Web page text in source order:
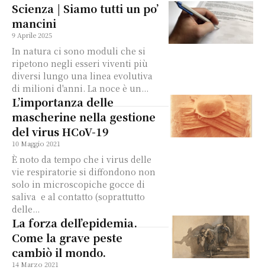
Scienza | Siamo tutti un po’
mancini
9 Aprile 2025
In natura ci sono moduli che si
ripetono negli esseri viventi più
diversi lungo una linea evolutiva
di milioni d'anni. La noce è un...
L’importanza delle
mascherine nella gestione
del virus HCoV-19
10 Maggio 2021
È noto da tempo che i virus delle
vie respiratorie si diffondono non
solo in microscopiche gocce di
saliva e al contatto (soprattutto
delle...
La forza dell’epidemia.
Come la grave peste
cambiò il mondo.
14 Marzo 2021